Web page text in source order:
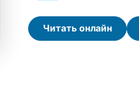
Читать онлайн